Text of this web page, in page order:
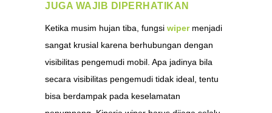
JUGA WAJIB DIPERHATIKAN
Ketika musim hujan tiba, fungsi wipermenjadi
sangat krusial karena berhubungan dengan
visibilitas pengemudi mobil. Apa jadinya bila
secara visibilitas pengemudi tidak ideal, tentu
bisa berdampak pada keselamatan